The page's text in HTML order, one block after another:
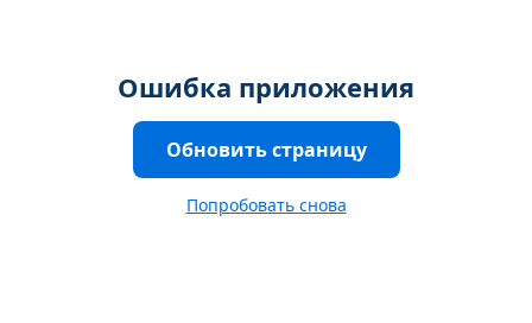
Ошибка приложения
Обновить страницу
Попробовать снова